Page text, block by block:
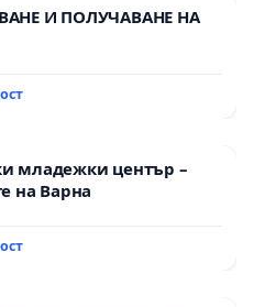
И ПОЛУЧАВАНЕ НА
младежки център –
на Варна